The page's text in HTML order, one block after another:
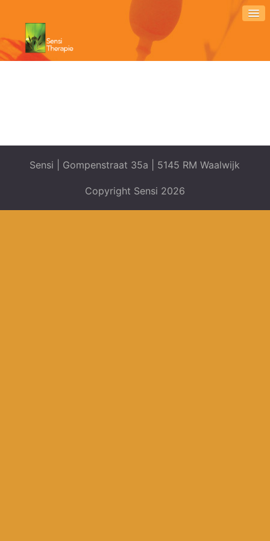
Sensi | Gompenstraat 35a | 5145 RM Waalwijk
Copyright Sensi 2026